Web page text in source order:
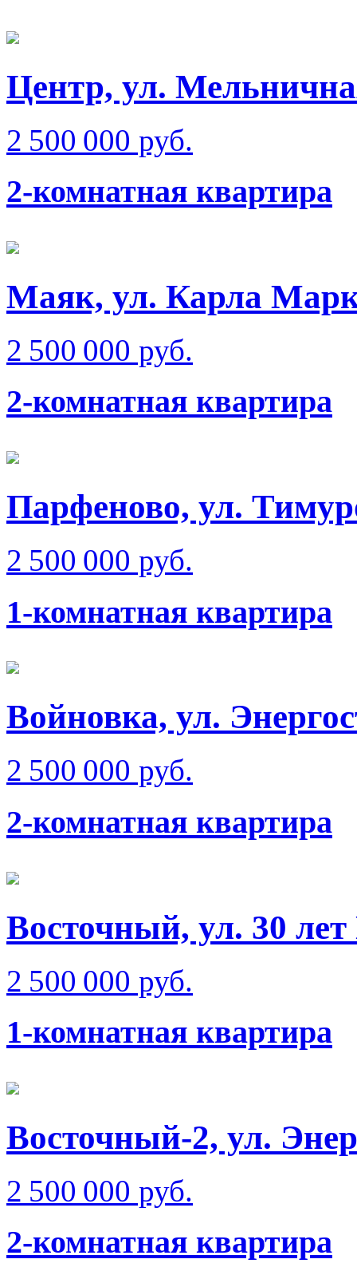
Центр, ул.
2 500 000 руб.
2-комнатная квартира
Маяк, ул. Карла
2 500 000 руб.
2-комнатная квартира
Парфеново, ул.
2 500 000 руб.
1-комнатная квартира
Войновка, ул.
2 500 000 руб.
2-комнатная квартира
Восточный, ул. 30
2 500 000 руб.
1-комнатная квартира
Восточный-2, ул.
2 500 000 руб.
2-комнатная квартира